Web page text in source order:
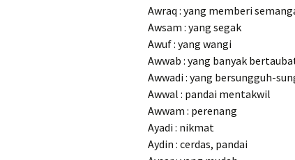
Awraq : yang memberi
Awsam : yang segak
Awuf : yang wangi
Awwab : yang banyak
Awwadi : yang bersungguh-
Awwal : pandai mentakwil
Awwam : perenang
Ayadi : nikmat
Aydin : cerdas, pandai